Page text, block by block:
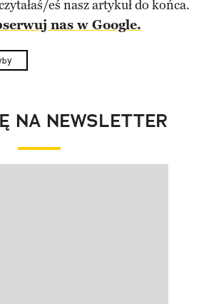
eś nasz artykuł do końca.
nas w Google.
NA NEWSLETTER